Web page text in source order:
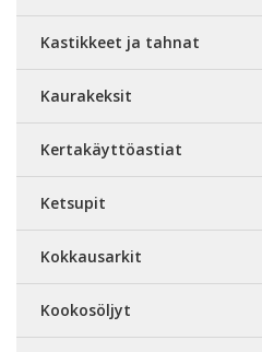
Kastikkeet ja tahnat
Kaurakeksit
Kertakäyttöastiat
Ketsupit
Kokkausarkit
Kookosöljyt